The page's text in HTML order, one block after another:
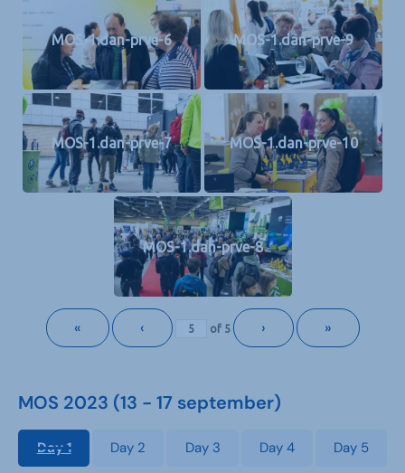
MOS-1.dan-prve-6 MOS-1.dan-prve-9
MOS-1.dan-prve-7 MOS-1.dan-prve-10
MOS-1.dan-prve-8
« ‹ of 5 › »
MOS 2023 (13 - 17 september)
Day 1 Day 2 Day 3 Day 4 Day 5